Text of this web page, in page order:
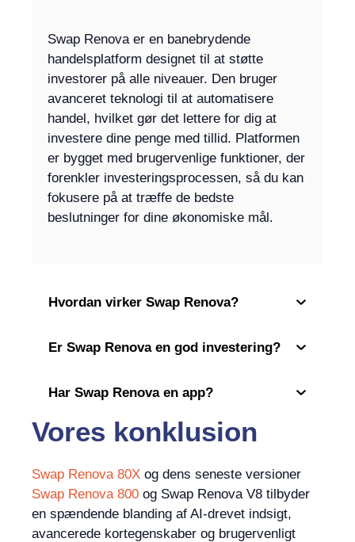
Swap Renova er en banebrydende
handelsplatform designet til at støtte
investorer på alle niveauer. Den bruger
avanceret teknologi til at automatisere
handel, hvilket gør det lettere for dig at
investere dine penge med tillid. Platformen
er bygget med brugervenlige funktioner, der
forenkler investeringsprocessen, så du kan
fokusere på at træffe de bedste
beslutninger for dine økonomiske mål.
Hvordan virker Swap Renova?
Er Swap Renova en god investering?
Har Swap Renova en app?
Vores konklusion
Swap Renova 80X og dens seneste versioner
Swap Renova 800 og Swap Renova V8 tilbyder
en spændende blanding af AI-drevet indsigt,
avancerede kortegenskaber og brugervenligt